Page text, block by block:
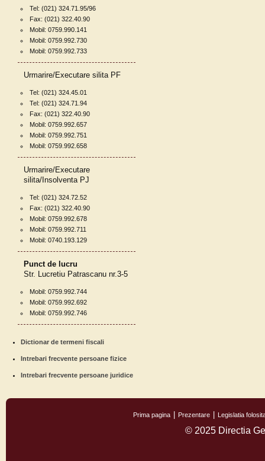
Tel: (021) 324.71.95/96
Fax: (021) 322.40.90
Mobil: 0759.990.141
Mobil: 0759.992.730
Mobil: 0759.992.733
Urmarire/Executare silita PF
Tel: (021) 324.45.01
Tel: (021) 324.71.94
Fax: (021) 322.40.90
Mobil: 0759.992.657
Mobil: 0759.992.751
Mobil: 0759.992.658
Urmarire/Executare
silita/Insolventa PJ
Tel: (021) 324.72.52
Fax: (021) 322.40.90
Mobil: 0759.992.678
Mobil: 0759.992.711
Mobil: 0740.193.129
Punct de lucru
Str. Lucretiu Patrascanu nr.3-5
Mobil: 0759.992.744
Mobil: 0759.992.692
Mobil: 0759.992.746
Dictionar de termeni fiscali
Intrebari frecvente persoane fizice
Intrebari frecvente persoane juridice
Prima pagina Prezentare Legislatia
© 2025 Directia